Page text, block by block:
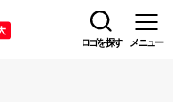
ロゴを探す メニュー